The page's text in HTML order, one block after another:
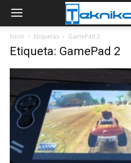
Inicio Etiquetas GamePad 2
Etiqueta: GamePad 2